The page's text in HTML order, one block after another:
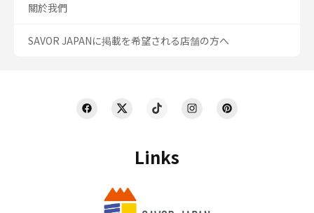
Links
關於我們
SAVOR JAPANに掲載を希望される店舗の方へ